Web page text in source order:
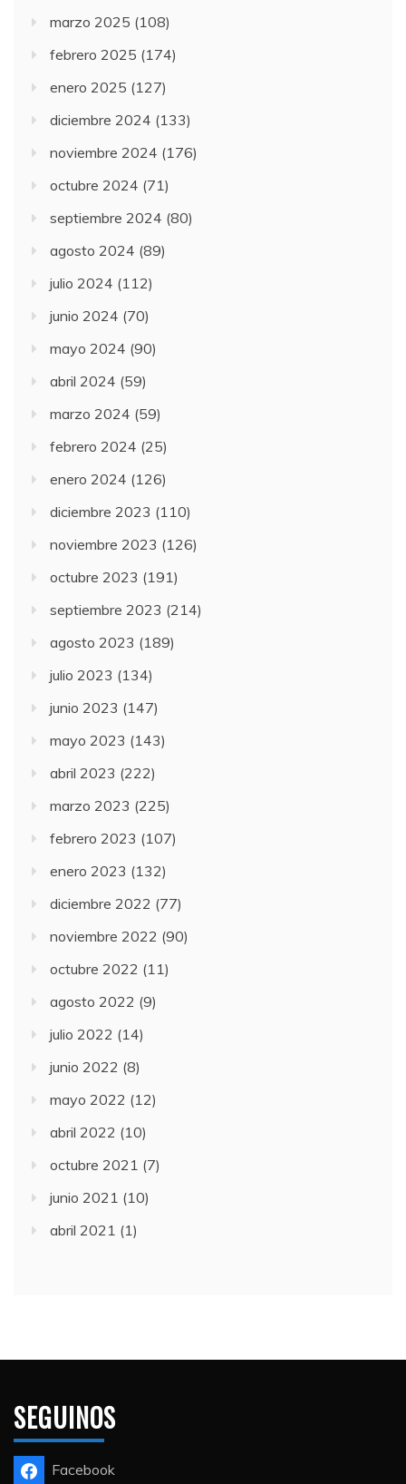
marzo 2025 (108)
febrero 2025 (174)
enero 2025 (127)
diciembre 2024 (133)
noviembre 2024 (176)
octubre 2024 (71)
septiembre 2024 (80)
agosto 2024 (89)
julio 2024 (112)
junio 2024 (70)
mayo 2024 (90)
abril 2024 (59)
marzo 2024 (59)
febrero 2024 (25)
enero 2024 (126)
diciembre 2023 (110)
noviembre 2023 (126)
octubre 2023 (191)
septiembre 2023 (214)
agosto 2023 (189)
julio 2023 (134)
junio 2023 (147)
mayo 2023 (143)
abril 2023 (222)
marzo 2023 (225)
febrero 2023 (107)
enero 2023 (132)
diciembre 2022 (77)
noviembre 2022 (90)
octubre 2022 (11)
agosto 2022 (9)
julio 2022 (14)
junio 2022 (8)
mayo 2022 (12)
abril 2022 (10)
octubre 2021 (7)
junio 2021 (10)
abril 2021 (1)
SEGUINOS
Facebook